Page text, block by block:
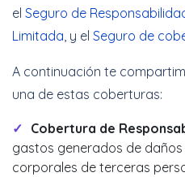
el Seguro de
Limitada, y el Seguro de
A continuación te
una de estas coberturas:
Cobertura de
gastos generados de daños
corporales de terceras